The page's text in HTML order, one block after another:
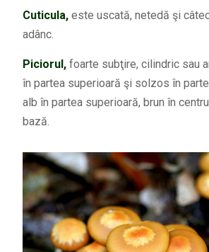
Cuticula,este uscată, netedă şi
adânc.
Piciorul,foarte subţire, cilindric sau
în partea superioară şi solzos în
alb în partea superioară, brun în
bază.